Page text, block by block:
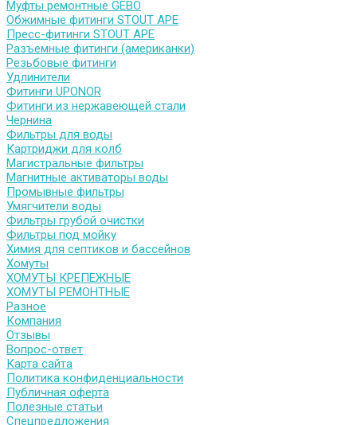
Муфты ремонтные GEBO
Обжимные фитинги STOUT APE
Пресс-фитинги STOUT APE
Разъемные фитинги (американки)
Резьбовые фитинги
Удлинители
Фитинги UPONOR
Фитинги из нержавеющей стали
Чернина
Фильтры для воды
Картриджи для колб
Магистральные фильтры
Магнитные активаторы воды
Промывные фильтры
Умягчители воды
Фильтры грубой очистки
Фильтры под мойку
Химия для септиков и бассейнов
Хомуты
ХОМУТЫ КРЕПЕЖНЫЕ
ХОМУТЫ РЕМОНТНЫЕ
Разное
Компания
Отзывы
Вопрос-ответ
Карта сайта
Политика конфиденциальности
Публичная оферта
Полезные статьи
Спецпредложения